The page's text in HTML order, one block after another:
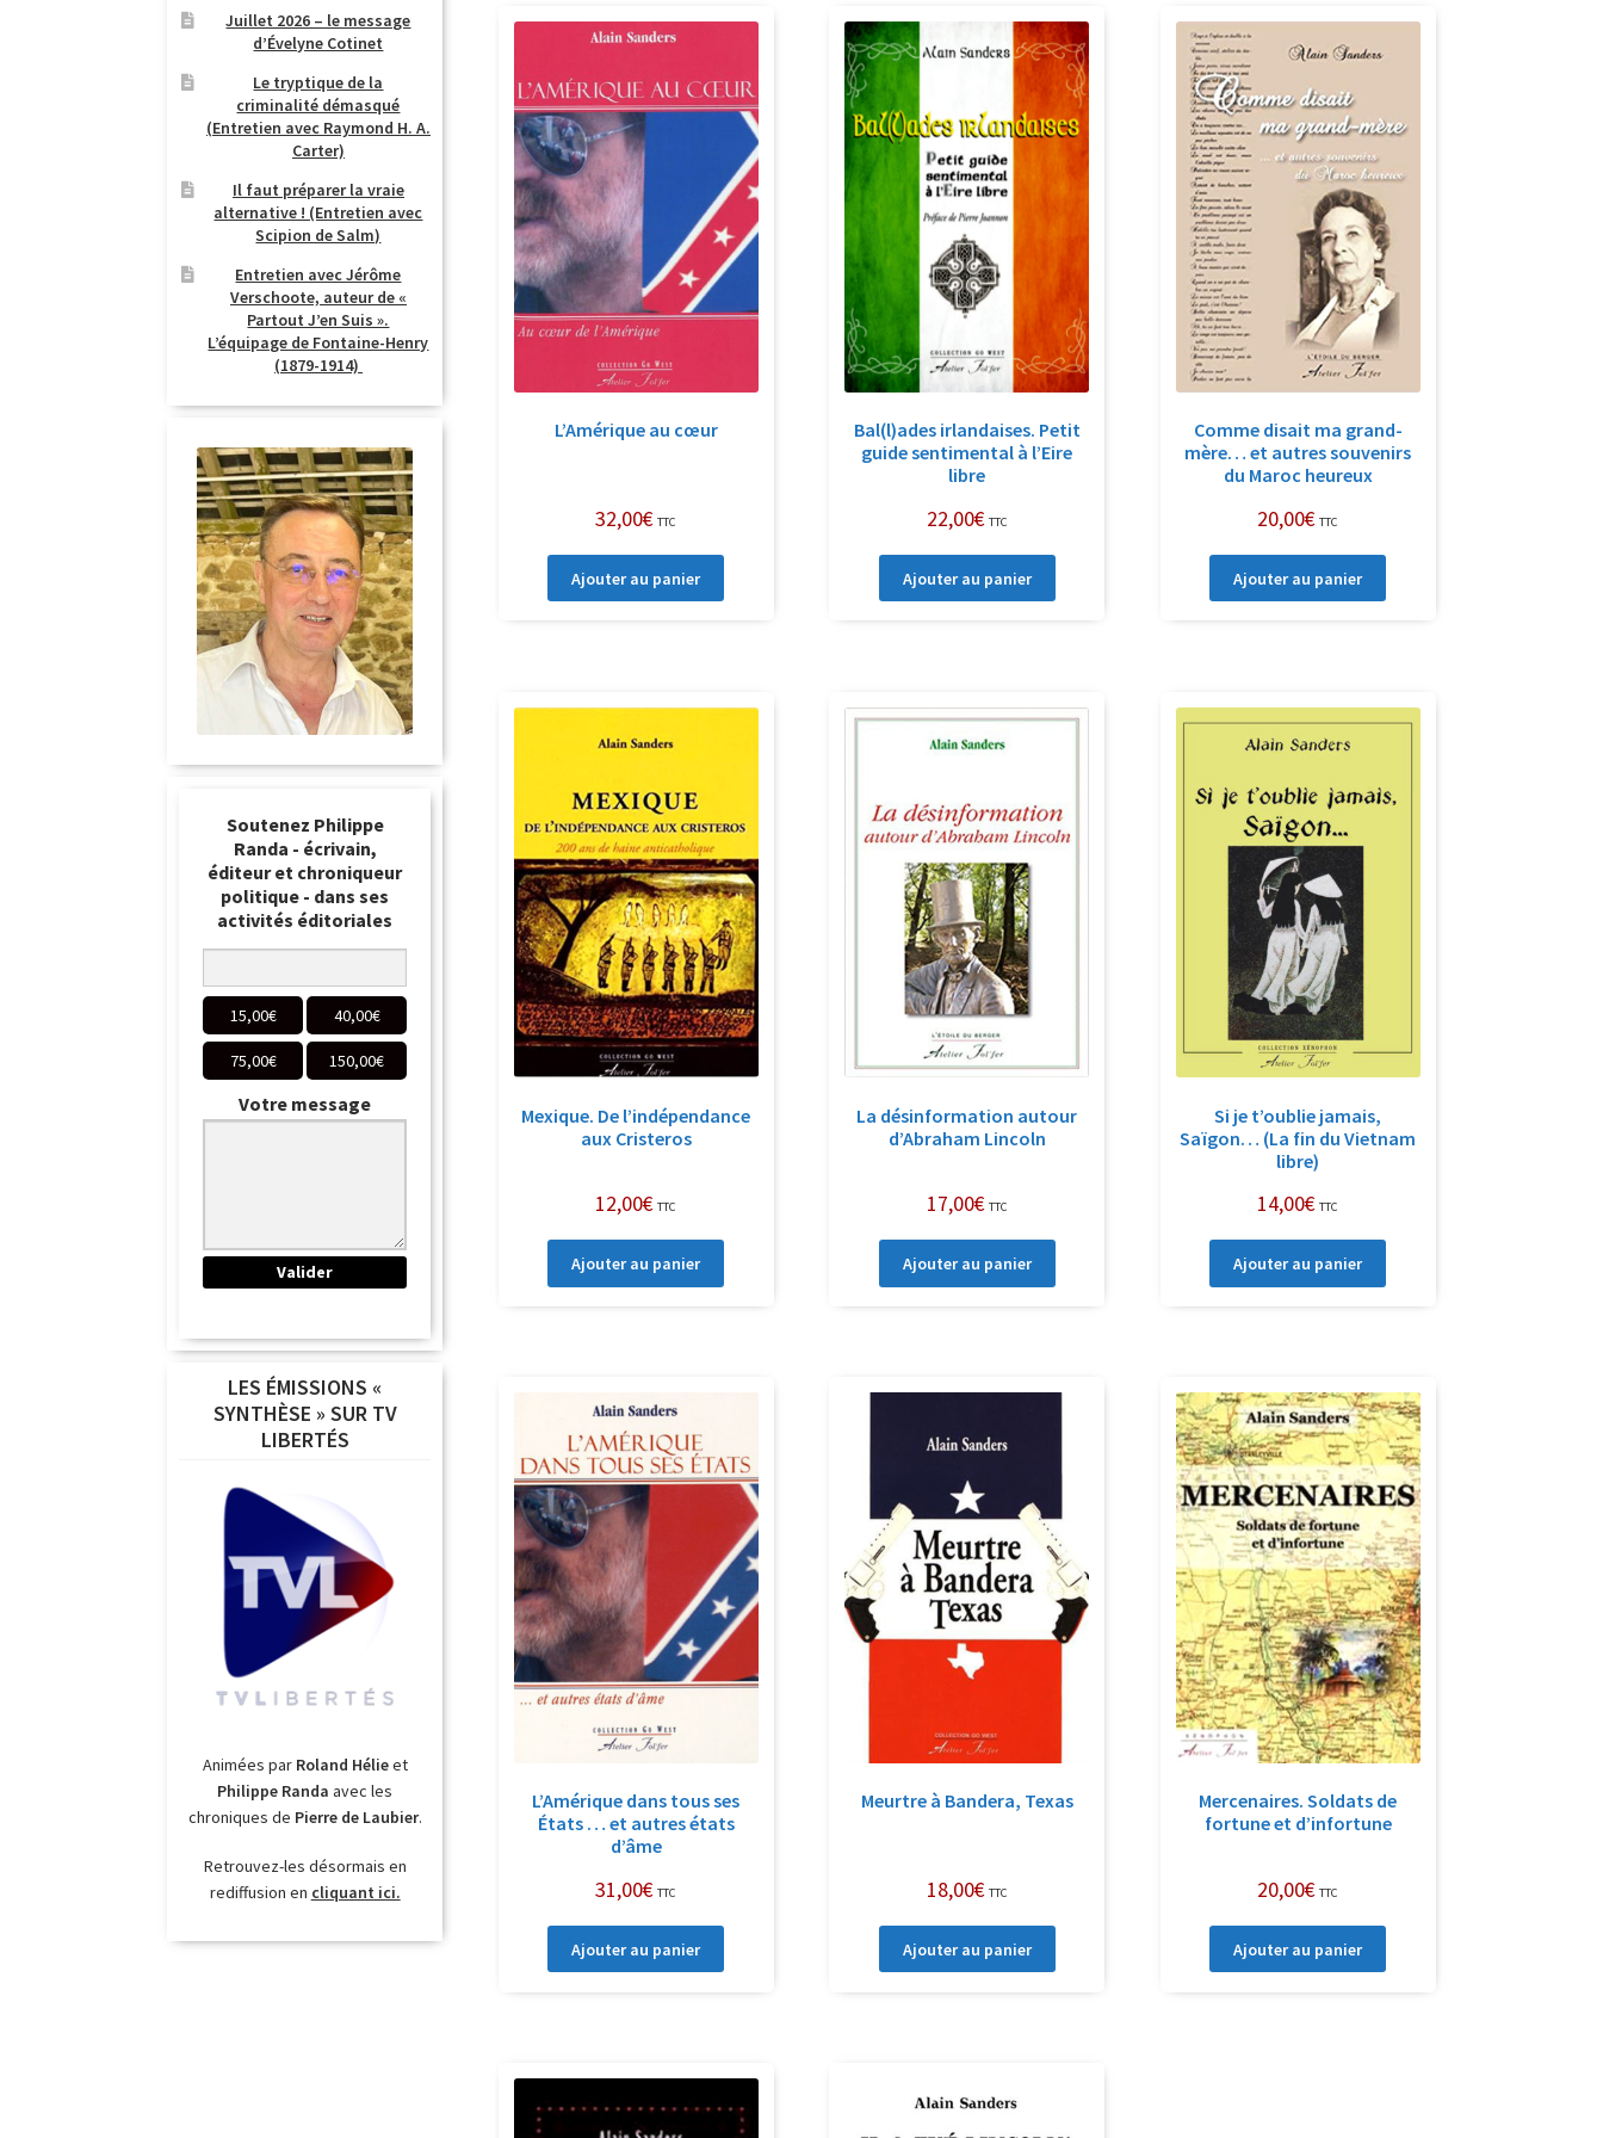
récent
au
plus
ancien
L’Amérique au cœur
32,00€ TTC
Ajouter au panier
Bal(l)ades irlandaises. Petit
guide sentimental à l’Eire
libre
22,00€ TTC
Ajouter au panier
Comme disait ma grand-
mère… et autres souvenirs
du Maroc heureux
20,00€ TTC
Ajouter au panier
Mexique. De l’indépendance
aux Cristeros
12,00€ TTC
Ajouter au panier
La désinformation autour
d’Abraham Lincoln
17,00€ TTC
Ajouter au panier
Si je t’oublie jamais,
Saïgon… (La fin du Vietnam
libre)
14,00€ TTC
Ajouter au panier
L’Amérique dans tous ses
États … et autres états
d’âme
31,00€ TTC
Ajouter au panier
Meurtre à Bandera, Texas
18,00€ TTC
Ajouter au panier
Mercenaires. Soldats de
fortune et d’infortune
20,00€ TTC
Ajouter au panier
Juillet 2026 – le message
d’Évelyne Cotinet
Le tryptique de la
criminalité démasqué
(Entretien avec Raymond H. A.
Carter)
Il faut préparer la vraie
alternative ! (Entretien avec
Scipion de Salm)
Entretien avec Jérôme
Verschoote, auteur de «
Partout J’en Suis ».
L’équipage de Fontaine-Henry
(1879-1914)
Soutenez Philippe
Randa - écrivain,
éditeur et chroniqueur
politique - dans ses
activités éditoriales
15,00€ 40,00€
75,00€ 150,00€
Votre message
LES ÉMISSIONS «
SYNTHÈSE » SUR TV
LIBERTÉS
Animées par Roland Hélieet
Philippe Randa avec les
chroniques de Pierre de Laubier.
Retrouvez-les désormais en
rediffusion en cliquant ici.